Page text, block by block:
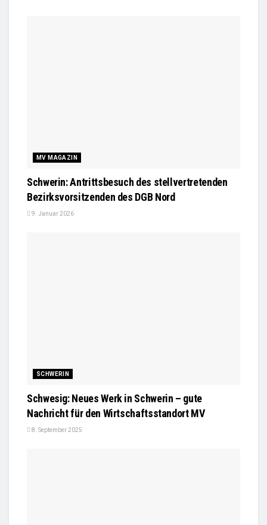
MV MAGAZIN
Schwerin: Antrittsbesuch des stellvertretenden
Bezirksvorsitzenden des DGB Nord
9. Januar 2026
SCHWERIN
Schwesig: Neues Werk in Schwerin – gute
Nachricht für den Wirtschaftsstandort MV
8. September 2025